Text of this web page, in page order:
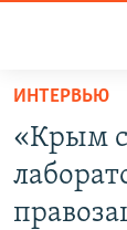
Вернуться
основному
содержанию
Вернутся
ИНТЕРВЬЮ
«Крым